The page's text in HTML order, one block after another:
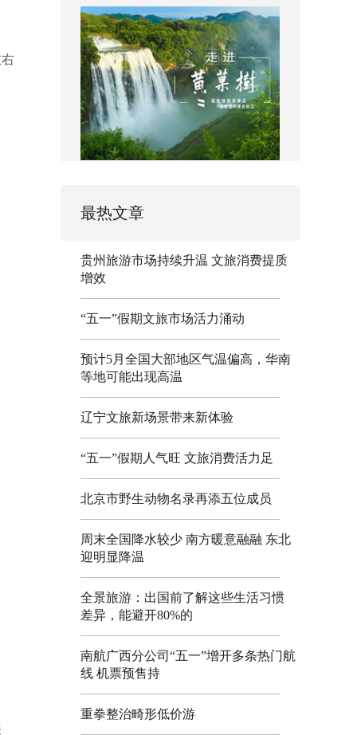
最热文章
贵州旅游市场持续升温 文旅消费提质
增效
“五一”假期文旅市场活力涌动
预计5月全国大部地区气温偏高，华南
等地可能出现高温
辽宁文旅新场景带来新体验
“五一”假期人气旺 文旅消费活力足
北京市野生动物名录再添五位成员
周末全国降水较少 南方暖意融融 东北
迎明显降温
全景旅游：出国前了解这些生活习惯
差异，能避开80%的
南航广西分公司“五一”增开多条热门航
线 机票预售持
重拳整治畸形低价游